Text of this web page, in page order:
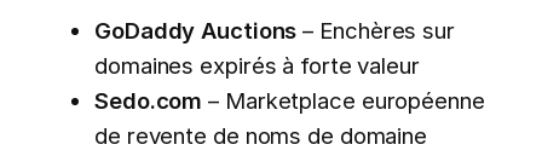
GoDaddy Auctions – Enchères sur
domaines expirés à forte valeur
Sedo.com – Marketplace européenne
de revente de noms de domaine